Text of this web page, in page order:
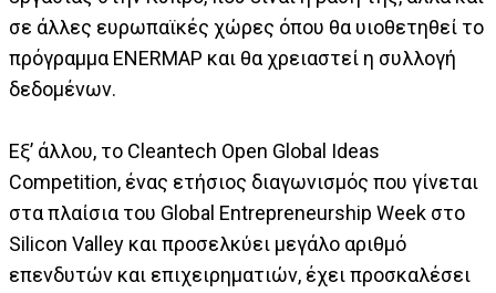
σε άλλες ευρωπαϊκές χώρες όπου θα υιοθετηθεί το
πρόγραμμα ENERMAP και θα χρειαστεί η συλλογή
δεδομένων.
Εξ’ άλλου, το Cleantech Open Global Ideas
Competition, ένας ετήσιος διαγωνισμός που γίνεται
στα πλαίσια του Global Entrepreneurship Week στο
Silicon Valley και προσελκύει μεγάλο αριθμό
επενδυτών και επιχειρηματιών, έχει προσκαλέσει